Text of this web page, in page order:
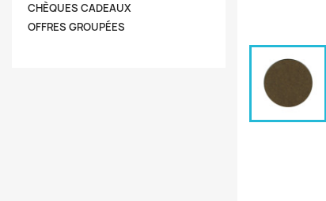
CHÈQUES CADEAUX
OFFRES GROUPÉES